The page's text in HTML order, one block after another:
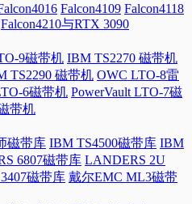
Falcon4109 Falcon4118
Falcon4210与RTX 3090
9磁带机 IBM TS2270 磁带机
TS2290 磁带机 OWC LTO-8雷
6磁带机 PowerVault LTO-7磁
带机
磁带库 IBM TS4500磁带库 IBM
6807磁带库 LANDERS 2U
磁带库 戴尔EMC ML3磁带